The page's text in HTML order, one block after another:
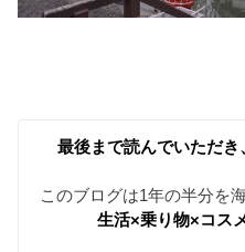
最後まで読んでいただき
このブログは1年の半分を
生活×乗り物×コス